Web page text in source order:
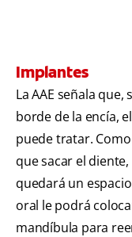
Implantes
La AAE señala
borde de la encía,
puede tratar.
que sacar el
quedará un
oral le podrá
mandíbula para